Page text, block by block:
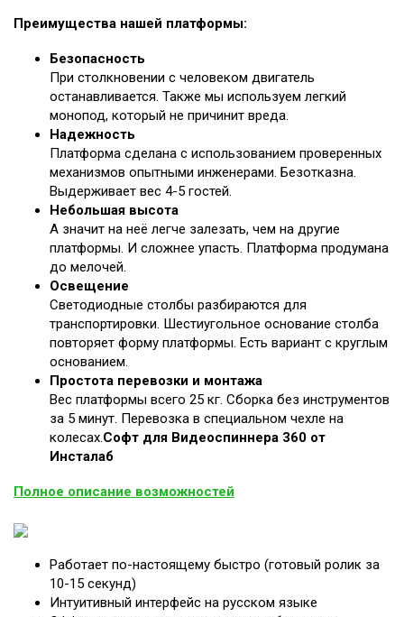
Преимущества нашей платформы:
Безопасность
При столкновении с человеком двигатель
останавливается. Также мы используем легкий
монопод, который не причинит вреда.
Надежность
Платформа сделана с использованием проверенных
механизмов опытными инженерами. Безотказна.
Выдерживает вес 4-5 гостей.
Небольшая высота
А значит на неё легче залезать, чем на другие
платформы. И сложнее упасть. Платформа продумана
до мелочей.
Освещение
Светодиодные столбы разбираются для
транспортировки. Шестиугольное основание столба
повторяет форму платформы. Есть вариант с круглым
основанием.
Простота перевозки и монтажа
Вес платформы всего 25 кг. Сборка без инструментов
за 5 минут. Перевозка в специальном чехле на
колесах.Софт для Видеоспиннера 360 от
Инсталаб
Полное описание возможностей
Работает по-настоящему быстро (готовый ролик за
10-15 секунд)
Интуитивный интерфейс на русском языке